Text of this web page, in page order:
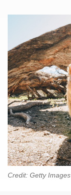
Credit: Getty Images